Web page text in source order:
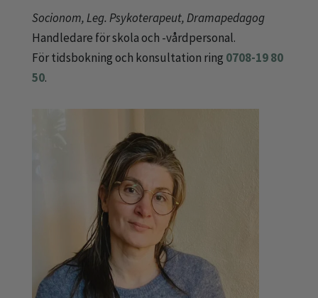
Socionom, Leg. Psykoterapeut, Dramapedagog
Handledare för skola och -vårdpersonal.
För tidsbokning och konsultation ring 0708-19 80
50.